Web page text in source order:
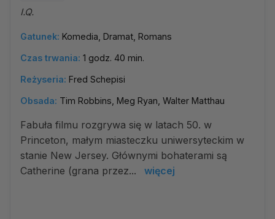
I.Q.
Gatunek: Komedia, Dramat, Romans
Czas trwania: 1 godz. 40 min.
Reżyseria: Fred Schepisi
Obsada: Tim Robbins, Meg Ryan, Walter Matthau
Fabuła filmu rozgrywa się w latach 50. w
Princeton, małym miasteczku uniwersyteckim w
stanie New Jersey. Głównymi bohaterami są
Catherine (grana przez...
więcej